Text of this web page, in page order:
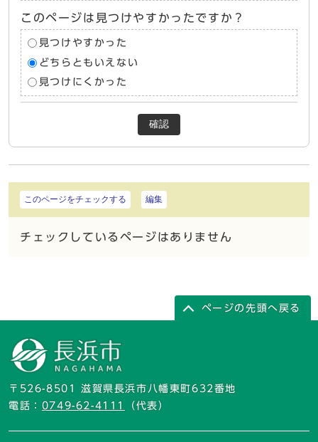
このページは見つけやすかったですか？
見つけやすかった
どちらともいえない
見つけにくかった
確認
このページをチェックする 編集
チェックしているページはありません
ページの先頭へ戻る
〒526-8501 滋賀県長浜市八幡東町632番地
電話： 0749-62-4111 （代表）